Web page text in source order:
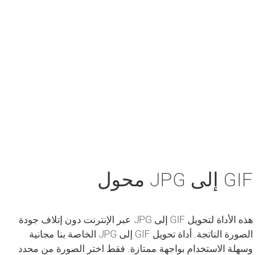
GIF إلى JPG محول
هذه الأداة لتحويل GIF إلى JPG عبر الإنترنت دون إتلاف جودة
الصورة الناتجة. أداة تحويل GIF إلى JPG الخاصة بنا مجانية
وسهلة الاستخدام بواجهة ممتازة. فقط اختر الصورة من محدد